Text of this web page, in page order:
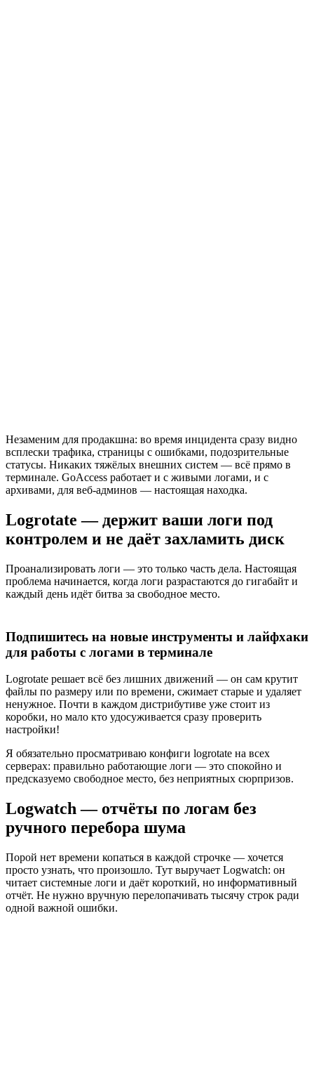
Незаменим для продакшна: во время инцидента сразу видно
всплески трафика, страницы с ошибками, подозрительные
статусы. Никаких тяжёлых внешних систем — всё прямо в
терминале. GoAccess работает и с живыми логами, и с
архивами, для веб-админов — настоящая находка.
Logrotate — держит ваши логи под
контролем и не даёт захламить диск
Проанализировать логи — это только часть дела. Настоящая
проблема начинается, когда логи разрастаются до гигабайт и
каждый день идёт битва за свободное место.
Подпишитесь на новые инструменты и лайфхаки
для работы с логами в терминале
Logrotate решает всё без лишних движений — он сам крутит
файлы по размеру или по времени, сжимает старые и удаляет
ненужное. Почти в каждом дистрибутиве уже стоит из
коробки, но мало кто удосуживается сразу проверить
настройки!
Я обязательно просматриваю конфиги logrotate на всех
серверах: правильно работающие логи — это спокойно и
предсказуемо свободное место, без неприятных сюрпризов.
Logwatch — отчёты по логам без
ручного перебора шума
Порой нет времени копаться в каждой строчке — хочется
просто узнать, что произошло. Тут выручает Logwatch: он
читает системные логи и даёт короткий, но информативный
отчёт. Не нужно вручную перелопачивать тысячу строк ради
одной важной ошибки.